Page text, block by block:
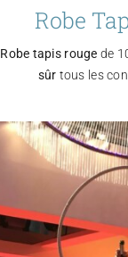
Robe
Robe tapis rouge de
sûr tous les